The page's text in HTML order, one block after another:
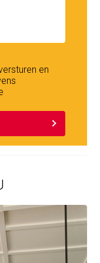
bij
gesplitst in
automatisch lid
onderhoud en
en